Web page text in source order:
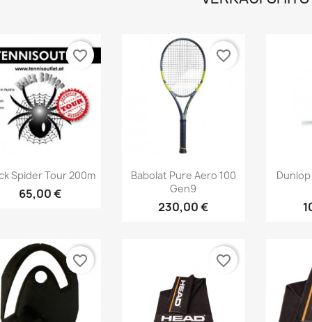
Vorschau
Spider Tour 200m
65,00 €
favorite_border
Vorschau
Babolat Pure Aero 100
Gen9
230,00 €
favorite_border

favorite_border favorite_border